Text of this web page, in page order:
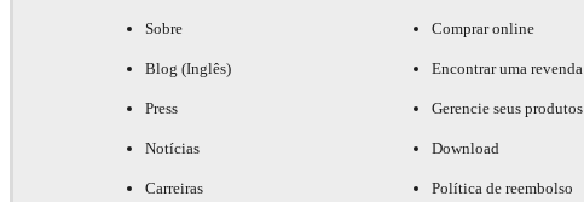
Sobre
Blog (Inglês)
Press
Notícias
Carreiras
Comprar online
Encontrar uma revenda
Gerencie seus produtos
Download
Política de reembolso